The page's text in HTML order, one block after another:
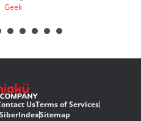
Geek
UsTerms of Services
IndexSitemap